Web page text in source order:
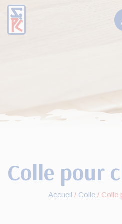
Colle pour
Accueil / Colle/ Colle